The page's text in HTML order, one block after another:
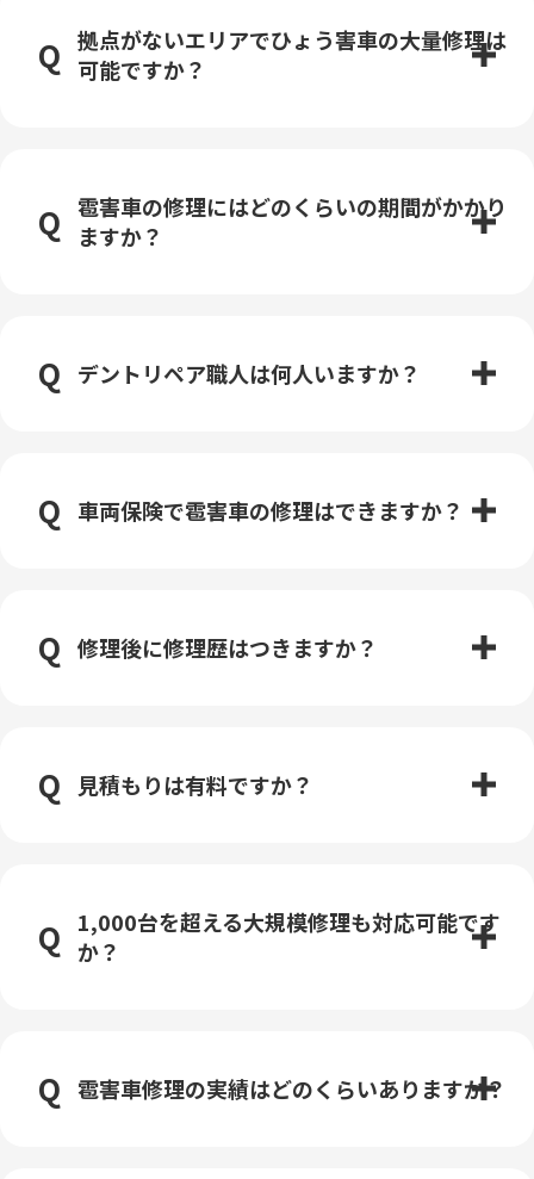
拠点がないエリアでひょう害車の大量修理は
可能ですか？
雹害車の修理にはどのくらいの期間がかかり
ますか？
デントリペア職人は何人いますか？
車両保険で雹害車の修理はできますか？
修理後に修理歴はつきますか？
見積もりは有料ですか？
1,000台を超える大規模修理も対応可能です
か？
雹害車修理の実績はどのくらいありますか？